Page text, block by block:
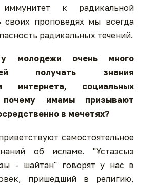
к радикальной
своих проповедях мы всегда
радикальных течений.
молодежи очень много
получать знания
интернета, социальных
имамы призывают
в мечетях?
самостоятельное
об исламе. "Ұстазсыз
- шайтан" говорят у нас в
пришедший в религию,